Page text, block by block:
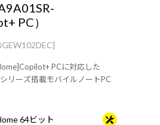
PC）
PCに対応した
リーズ搭載モバイルノートPC
64ビット